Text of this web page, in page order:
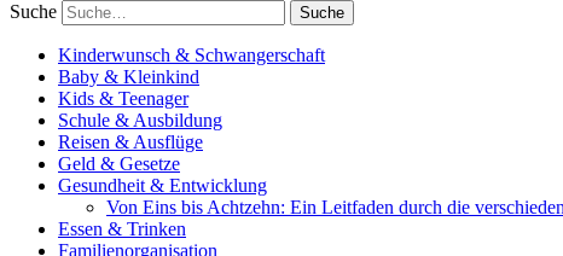
Suche
Kinderwunsch & Schwangerschaft
Baby & Kleinkind
Kids & Teenager
Schule & Ausbildung
Reisen & Ausflüge
Geld & Gesetze
Gesundheit & Entwicklung
Von Eins bis Achtzehn: Ein Leitfaden durch die
Essen & Trinken
Familienorganisation